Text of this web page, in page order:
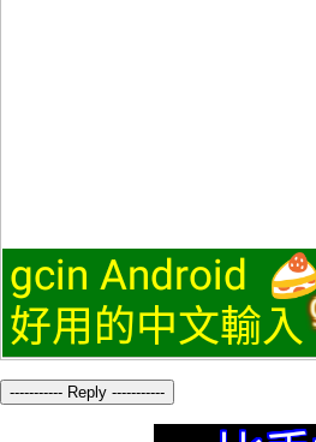
----------- Reply -----------